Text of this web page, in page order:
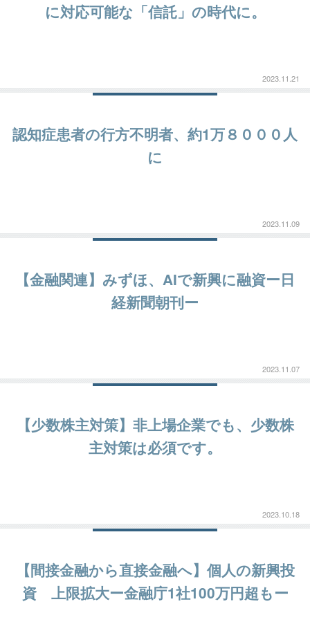
に対応可能な「信託」の時代に。
2023.11.21
認知症患者の行方不明者、約1万８０００人
に
2023.11.09
【金融関連】みずほ、AIで新興に融資ー日
経新聞朝刊ー
2023.11.07
【少数株主対策】非上場企業でも、少数株
主対策は必須です。
2023.10.18
【間接金融から直接金融へ】個人の新興投
資 上限拡大ー金融庁1社100万円超もー